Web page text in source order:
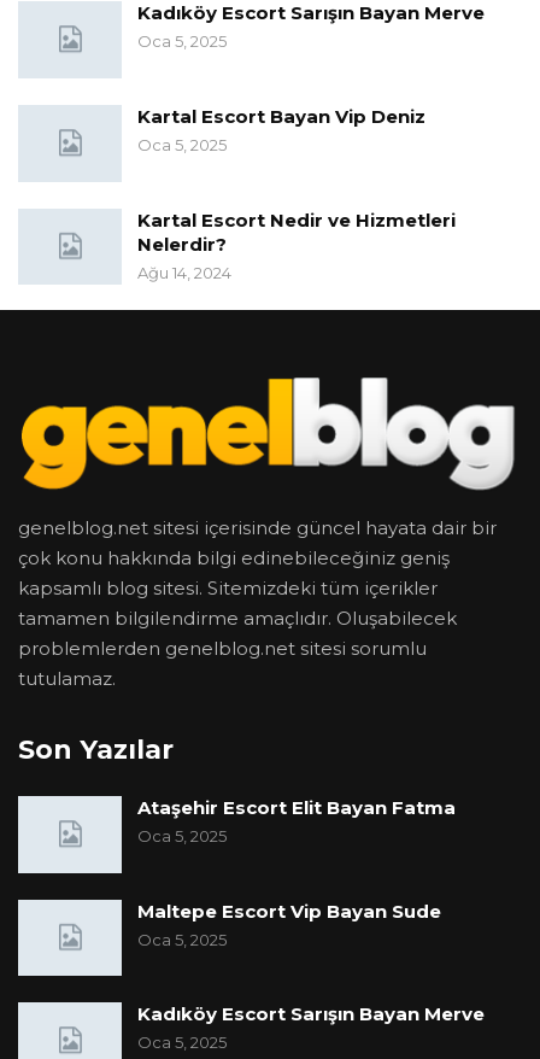
Kadıköy Escort Sarışın Bayan Merve
Oca 5, 2025
Kartal Escort Bayan Vip Deniz
Oca 5, 2025
Kartal Escort Nedir ve Hizmetleri
Nelerdir?
Ağu 14, 2024
genelblog.net sitesi içerisinde güncel hayata dair bir
çok konu hakkında bilgi edinebileceğiniz geniş
kapsamlı blog sitesi. Sitemizdeki tüm içerikler
tamamen bilgilendirme amaçlıdır. Oluşabilecek
problemlerden genelblog.net sitesi sorumlu
tutulamaz.
Son Yazılar
Ataşehir Escort Elit Bayan Fatma
Oca 5, 2025
Maltepe Escort Vip Bayan Sude
Oca 5, 2025
Kadıköy Escort Sarışın Bayan Merve
Oca 5, 2025